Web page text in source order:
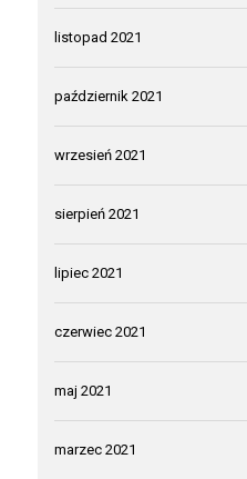
listopad 2021
październik 2021
wrzesień 2021
sierpień 2021
lipiec 2021
czerwiec 2021
maj 2021
marzec 2021